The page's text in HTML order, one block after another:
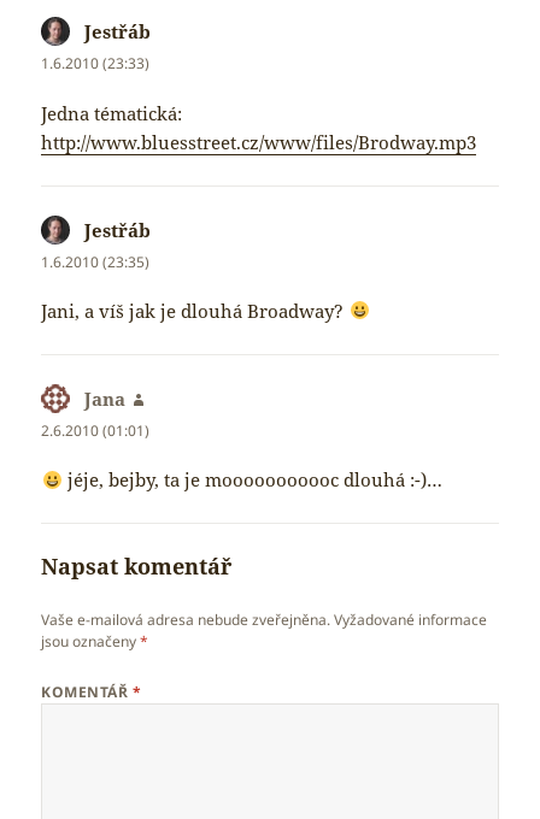
Jestřáb
1.6.2010 (23:33)
Jedna tématická:
http://www.bluesstreet.cz/www/files/Brodway.mp3
Jestřáb
1.6.2010 (23:35)
Jani, a víš jak je dlouhá Broadway?
Jana
2.6.2010 (01:01)
jéje, bejby, ta je mooooooooooc dlouhá :-)…
Napsat komentář
Vaše e-mailová adresa nebude zveřejněna. Vyžadované informace
jsou označeny*
KOMENTÁŘ *